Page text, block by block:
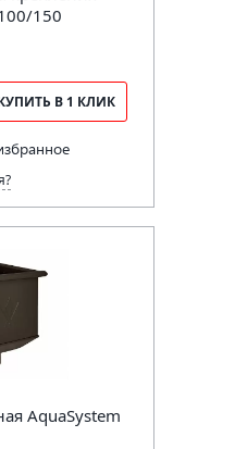
150
В 1 КЛИК
AquaSystem